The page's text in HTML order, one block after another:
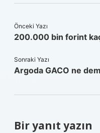
Önceki Yazı
200.000 bin forint
Sonraki Yazı
Argoda GACO ne
Bir yanıt yazın